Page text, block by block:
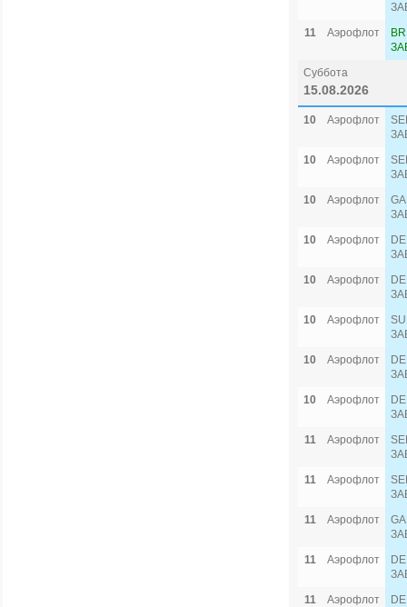
11
Аэрофлот
Суббота
15.08.2026
10 Аэрофлот
10
Аэрофлот
10
Аэрофлот
10
Аэрофлот
10
Аэрофлот
10
Аэрофлот
10
Аэрофлот
10
Аэрофлот
11
Аэрофлот
11
Аэрофлот
11
Аэрофлот
11
Аэрофлот
11
Аэрофлот